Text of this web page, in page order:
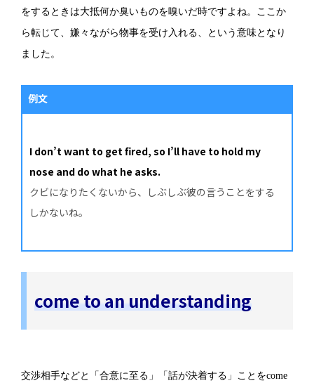
をするときは大抵何か臭いものを嗅いだ時ですよね。ここか
ら転じて、嫌々ながら物事を受け入れる、という意味となり
ました。
例文
I don’t want to get fired, so I’ll have to hold my
nose and do what he asks.
クビになりたくないから、しぶしぶ彼の言うことをする
しかないね。
come to an understanding
交渉相手などと「合意に至る」「話が決着する」ことをcome